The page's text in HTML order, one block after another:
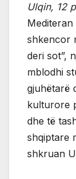
Ulqin, 12
shkencor
deri sot”,
mblodhi
gjuhëtarë
kulturore
dhe të
shqiptare
shkruan